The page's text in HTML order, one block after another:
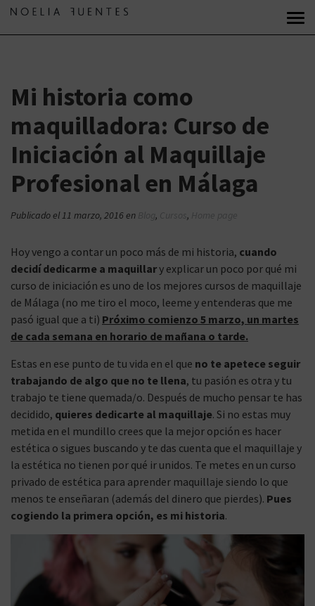
Mi historia como
maquilladora: Curso de
Iniciación al Maquillaje
Profesional en Málaga
Publicado el11 marzo, 2016 en , ,
Hoy vengo a contar un poco más de mi historia, cuando
decidí dedicarme a maquillary explicar un poco por qué mi
curso de iniciación es uno de los mejores cursos de maquillaje
de Málaga (no me tiro el moco, leeme y entenderas que me
pasó igual que a ti) Próximo comienzo 5 marzo, un martes
de cada semana en horario de mañana o tarde.
Estas en ese punto de tu vida en el que no te apetece seguir
trabajando de algo que no te llena, tu pasión es otra y tu
trabajo te tiene quemada/o. Después de mucho pensar te has
decidido, quieres dedicarte al maquillaje. Si no estas muy
metida en el mundillo crees que la mejor opción es hacer
estética o sigues buscando y te das cuenta que el maquillaje y
la estética no tienen por qué ir unidos. Te metes en un curso
privado de estética para aprender maquillaje siendo lo que
menos te enseñaran (además del dinero que pierdes). Pues
cogiendo la primera opción, es mi historia.